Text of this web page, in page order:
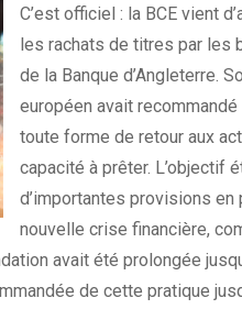
C’est officiel : la BCE vient
les rachats de titres par les
de la Banque d’Angleterre.
européen avait
toute forme de retour aux
capacité à prêter. L’objectif
d’importantes provisions
nouvelle crise financière,
avait été prolongée
de cette pratique